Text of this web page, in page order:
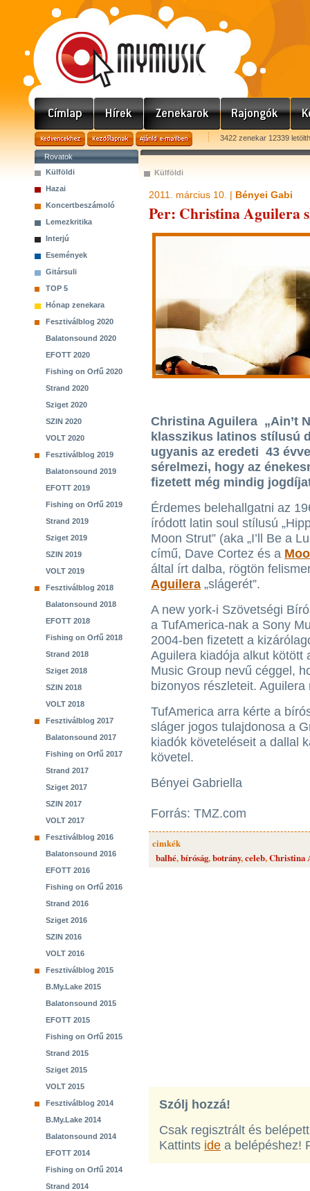
3422 zenekar 12339
Rovatok
Külföldi
Hazai
Koncertbeszámoló
Lemezkritika
Interjú
Események
Gitársuli
TOP 5
Hónap zenekara
Fesztiválblog 2020
Balatonsound 2020
EFOTT 2020
Fishing on Orfű 2020
Strand 2020
Sziget 2020
SZIN 2020
VOLT 2020
Fesztiválblog 2019
Balatonsound 2019
EFOTT 2019
Fishing on Orfű 2019
Strand 2019
Sziget 2019
SZIN 2019
VOLT 2019
Fesztiválblog 2018
Balatonsound 2018
EFOTT 2018
Fishing on Orfű 2018
Strand 2018
Sziget 2018
SZIN 2018
VOLT 2018
Fesztiválblog 2017
Balatonsound 2017
Fishing on Orfű 2017
Strand 2017
Sziget 2017
SZIN 2017
VOLT 2017
Fesztiválblog 2016
Balatonsound 2016
EFOTT 2016
Fishing on Orfű 2016
Strand 2016
Sziget 2016
SZIN 2016
VOLT 2016
Fesztiválblog 2015
B.My.Lake 2015
Balatonsound 2015
EFOTT 2015
Fishing on Orfű 2015
Strand 2015
Sziget 2015
VOLT 2015
Fesztiválblog 2014
B.My.Lake 2014
Balatonsound 2014
EFOTT 2014
Fishing on Orfű 2014
Strand 2014
Külföldi
2011. március 10. | Bényei Gabi
Per: Christina Aguilera
Christina Aguilera „Ain’t
klasszikus latinos stílusú
ugyanis az eredeti 43
sérelmezi, hogy az
fizetett még mindig
Érdemes belehallgatni az
íródott latin soul stílusú
Moon Strut” (aka „I’ll Be a
című, Dave Cortez és a
által írt dalba, rögtön
Aguilera „slágerét”.
A new york-i Szövetségi
a TufAmerica-nak a Sony
2004-ben fizetett a
Aguilera kiadója alkut kötött
Music Group nevű céggel,
bizonyos részleteit.
TufAmerica arra kérte a
sláger jogos tulajdonosa a
kiadók követeléseit a dallal
követel.
Bényei Gabriella
Forrás: TMZ.com
cimkék
balhé,bíróság,botrány,celeb,Christina
Szólj hozzá!
Csak regisztrált és
Kattints ide a belépéshez!